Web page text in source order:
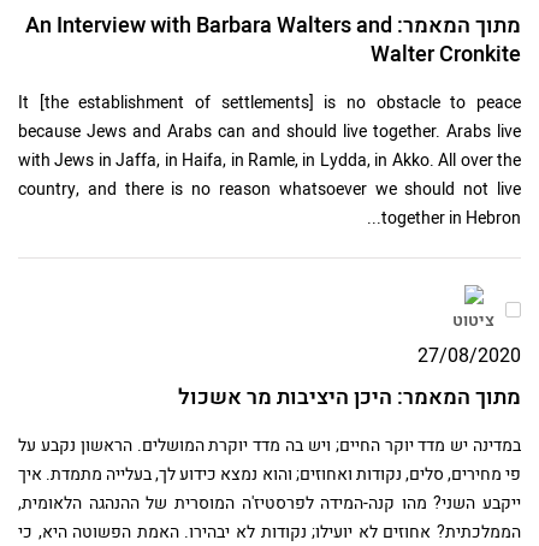
מתוך המאמר: An Interview with Barbara Walters and
Walter Cronkite
It [the establishment of settlements] is no obstacle to peace
because Jews and Arabs can and should live together. Arabs live
with Jews in Jaffa, in Haifa, in Ramle, in Lydda, in Akko. All over the
country, and there is no reason whatsoever we should not live
together in Hebron...
ציטוט
27/08/2020
מתוך המאמר: היכן היציבות מר אשכול
במדינה יש מדד יוקר החיים; ויש בה מדד יוקרת המושלים. הראשון נקבע על
פי מחירים, סלים, נקודות ואחוזים; והוא נמצא כידוע לך, בעלייה מתמדת. איך
ייקבע השני? מהו קנה-המידה לפרסטיז'ה המוסרית של ההנהגה הלאומית,
הממלכתית? אחוזים לא יועילו; נקודות לא יבהירו. האמת הפשוטה היא, כי